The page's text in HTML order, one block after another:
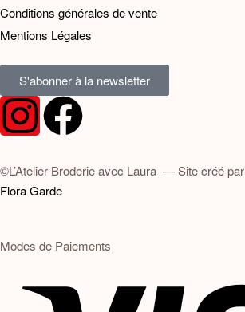
Conditions générales de vente
Mentions Légales
S'abonner à la newsletter
©L’Atelier Broderie avec Laura — Site créé par
Flora Garde
Modes de Paiements